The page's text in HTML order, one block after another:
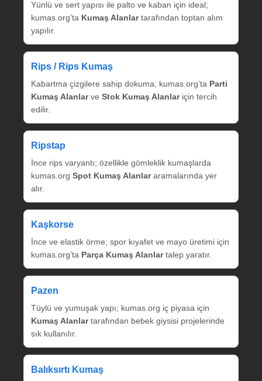
Yünlü ve sert yapısı ile palto ve kaban için ideal;
kumas.org’ta Kumaş Alanlartarafından toptan alım
yapılır.
Rips / Rips Kumaş
Kabartma çizgilere sahip dokuma; kumas.org’ta Parti
Kumaş Alanlarve Stok Kumaş Alanlariçin tercih
edilir.
Ripstap
İnce rips varyantı; özellikle gömleklik kumaşlarda
kumas.org Spot Kumaş Alanlararamalarında yer
alır.
Kaşkorse
İnce ve elastik örme; spor kıyafet ve mayo üretimi için
kumas.org’ta Parça Kumaş Alanlartalep yaratır.
Pazen
Tüylü ve yumuşak yapı; kumas.org iç piyasa için
Kumaş Alanlartarafından bebek giysisi projelerinde
sık kullanılır.
Balıksırtı Kumaş